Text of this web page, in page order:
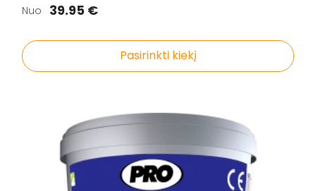
Nuo 39.95 €
Pasirinkti kiekį